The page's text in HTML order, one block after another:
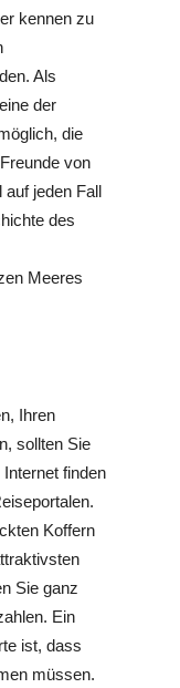
kennen zu
Als
der
die
von
jeden Fall
des
Meeres
Ihren
sollten Sie
finden
Koffern
Sie ganz
Ein
ist, dass
müssen.